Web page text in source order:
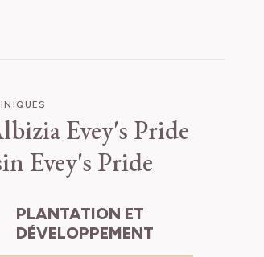
Evey's Pride
Evey's Pride
PLANTATION ET
DÉVELOPPEMENT